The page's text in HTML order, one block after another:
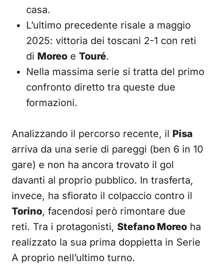
casa.
L’ultimo precedente risale a maggio
2025: vittoria dei toscani 2-1 con reti
di Moreo e Touré.
Nella massima serie si tratta del primo
confronto diretto tra queste due
formazioni.
Analizzando il percorso recente, il Pisa
arriva da una serie di pareggi (ben 6 in 10
gare) e non ha ancora trovato il gol
davanti al proprio pubblico. In trasferta,
invece, ha sfiorato il colpaccio contro il
Torino, facendosi però rimontare due
reti. Tra i protagonisti, Stefano Moreo ha
realizzato la sua prima doppietta in Serie
A proprio nell’ultimo turno.